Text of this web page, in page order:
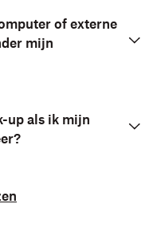
of externe
mijn
up als ik mijn